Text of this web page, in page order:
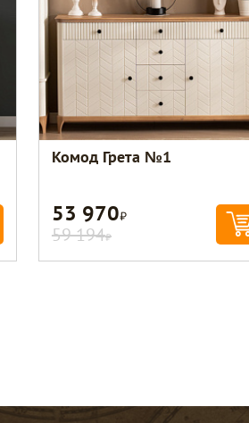
Комод Грета №1
53 970Р
59 194Р